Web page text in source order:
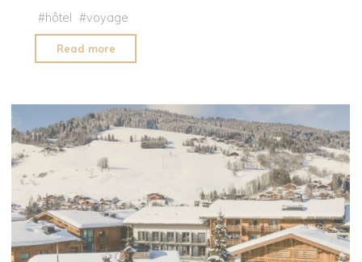
#hôtel #voyage
Read more
Castel
Site
rejoint
l’élite
mondiale
l’hôtellerie
indépendante
de